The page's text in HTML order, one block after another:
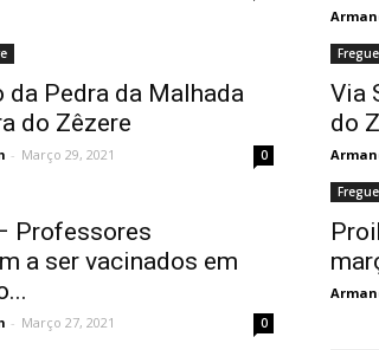
da Pedra da Malhada
do Zêzere
- Março 29, 2021 0
Via
do
Professores
a ser vacinados em
- Março 27, 2021 0